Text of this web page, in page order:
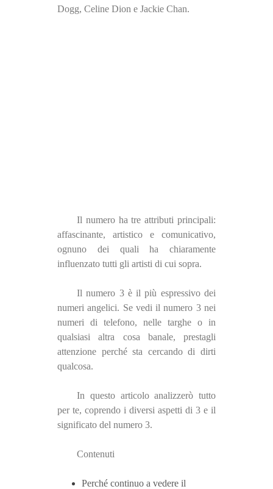
Dogg, Celine Dion e Jackie Chan.
Il numero ha tre attributi principali:
affascinante, artistico e comunicativo,
ognuno dei quali ha chiaramente
influenzato tutti gli artisti di cui sopra.
Il numero 3 è il più espressivo dei
numeri angelici. Se vedi il numero 3 nei
numeri di telefono, nelle targhe o in
qualsiasi altra cosa banale, prestagli
attenzione perché sta cercando di dirti
qualcosa.
In questo articolo analizzerò tutto
per te, coprendo i diversi aspetti di 3 e il
significato del numero 3.
Contenuti
Perché continuo a vedere il